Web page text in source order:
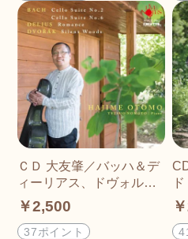
ＣＤ 大友肇／バッハ＆デ
ィーリアス、ドヴォルザ
ーク（期間限定価格）
￥2,500
37ポイント
CD 大友肇／バッ
ド